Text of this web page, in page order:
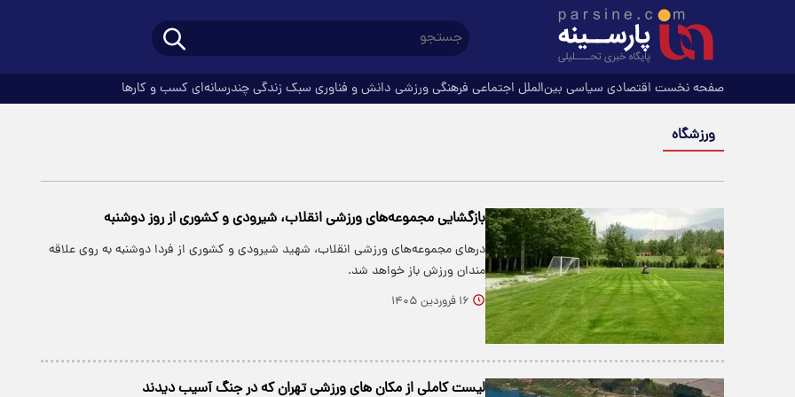
صفحه نخست اقتصادی سیاسی بین‌الملل اجتماعی فرهنگیورزشی دانش و فناوری سبک زندگیچندرسانه‌ای کسب و کارها
ورزشگاه
بازگشایی مجموعه‌های ورزشی انقلاب، شیرودی و کشوری از روز دوشنبه
درهای مجموعه‌های ورزشی انقلاب، شهید شیرودی و کشوری از فردا دوشنبه به روی علاقه
مندان ورزش باز خواهد شد.
۱۶ فروردین ۱۴۰۵
لیست کاملی از مکان های ورزشی تهران که در جنگ آسیب دیدند